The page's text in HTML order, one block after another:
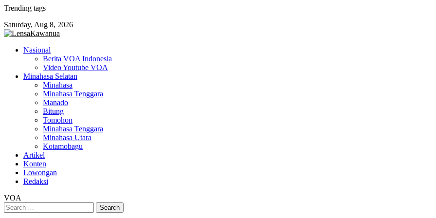
Skip
content
Trending tags
Saturday, Aug 8, 2026
Nasional
Berita VOA Indonesia
Video Youtube VOA
Minahasa Selatan
Minahasa
Minahasa Tenggara
Manado
Bitung
Tomohon
Minahasa Tenggara
Minahasa Utara
Kotamobagu
Artikel
Konten
Lowongan
Redaksi
VOA
Search
for: